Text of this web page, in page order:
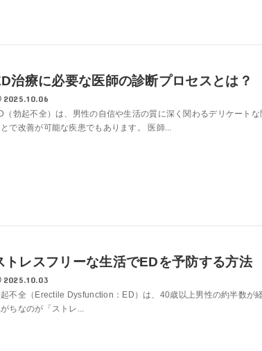
治療に必要な医師の診断プロセスとは？
2025.10.06
（勃起不全）は、男性の自信や生活の質に深く関わるデリケート
で改善が可能な疾患でもあります。 医師...
トレスフリーな生活でEDを予防する方法
2025.10.03
不全（Erectile Dysfunction：ED）は、40歳以上男性の約半数が
ちなのが「ストレ...